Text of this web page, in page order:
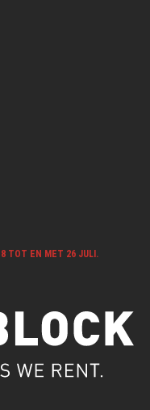
TOT EN MET 26 JULI.